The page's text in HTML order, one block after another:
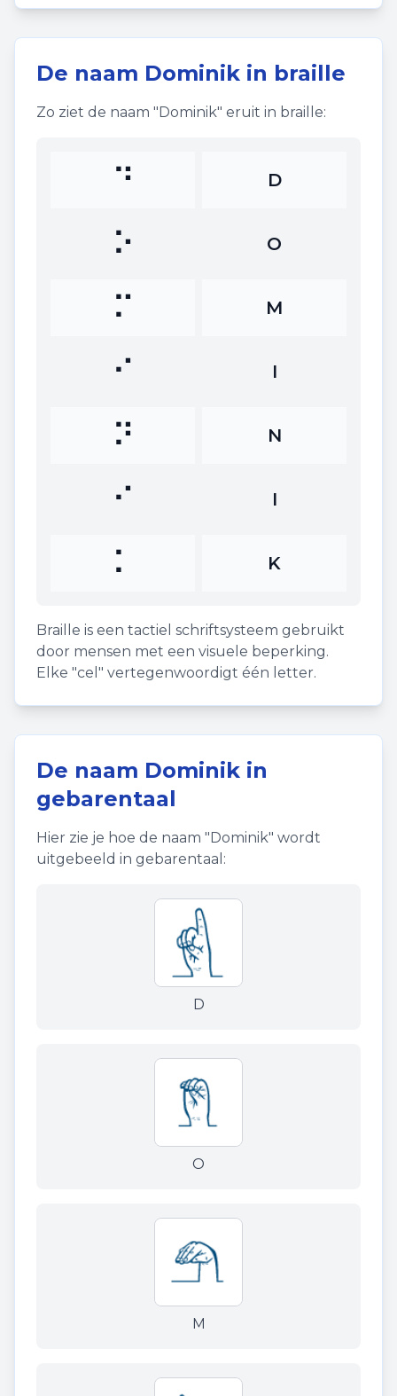
De naam Dominik in braille
Zo ziet de naam "Dominik" eruit in braille:
⠙ D
⠕ O
⠍ M
⠊ I
⠝ N
⠊ I
⠅ K
Braille is een tactiel schriftsysteem gebruikt
door mensen met een visuele beperking.
Elke "cel" vertegenwoordigt één letter.
De naam Dominik in
gebarentaal
Hier zie je hoe de naam "Dominik" wordt
uitgebeeld in gebarentaal:
D
O
M